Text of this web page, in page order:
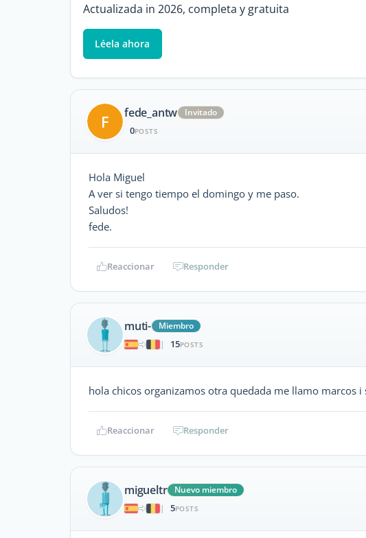
Actualizada in 2026, completa y gratuita
Léela ahora
F fede_antw Invitado
0POSTS
Hola Miguel
A ver si tengo tiempo el domingo y me paso.
Saludos!
fede.
Reaccionar Responder
muti-
Miembro
|
15POSTS
hola chicos organizamos otra quedada me llamo marcos
Reaccionar Responder
migueltr
Nuevo miembro
|
5POSTS